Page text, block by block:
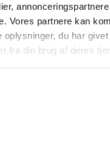
Vores partnere kan
oplysninger, du har
fra din brug af deres
adgang! Så kom